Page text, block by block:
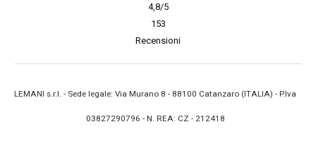
4,8/5
153
Recensioni
LEMANI s.r.l. - Sede legale: Via Murano 8 - 88100 Catanzaro (ITALIA) - P.Iva
03827290796 - N. REA: CZ - 212418